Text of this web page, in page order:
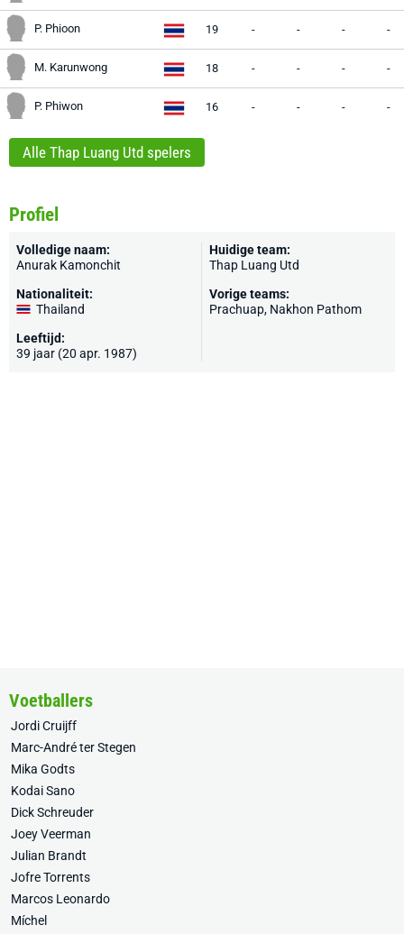
P. Phioon 19 - - - -
M. Karunwong 18 - - - -
P. Phiwon 16 - - - -
Alle Thap Luang Utd spelers
Profiel
Volledige naam:
Anurak Kamonchit
Nationaliteit:
Thailand
Leeftijd:
39 jaar (20 apr. 1987)
Huidige team:
Thap Luang Utd
Vorige teams:
Prachuap, Nakhon Pathom
Voetballers
Jordi Cruijff
Marc-André ter Stegen
Mika Godts
Kodai Sano
Dick Schreuder
Joey Veerman
Julian Brandt
Jofre Torrents
Marcos Leonardo
Míchel